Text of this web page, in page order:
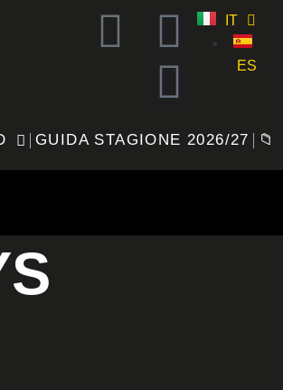
IT
ES
GUIDA STAGIONE 2026/27 📁